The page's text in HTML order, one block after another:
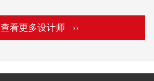
查看更多设计师 ››